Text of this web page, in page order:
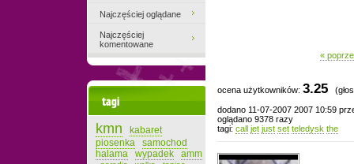
«
ocena użytkowników: 3.25
dodano 11-07-2007 2007 10:59
oglądano 9378 razy
tagi: call jet just set teledysk the
Najczęściej oglądane
Najczęściej
komentowane
kmn
kabaret
piosenka
samochod
halama
wypadek amm